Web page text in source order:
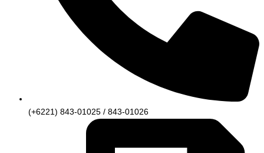
(+6221) 843-01025 / 843-01026